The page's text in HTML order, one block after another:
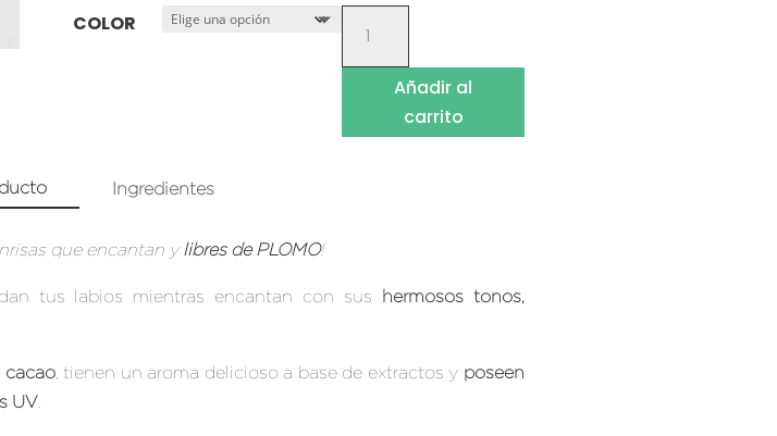
COLOR
NATURALES
HIDRATANTES
CANTIDAD
Añadir al
carrito
Ingredientes
que encantan ylibres de PLOMO!
tus labios mientras encantan con sus
hermosos tonos,
cacao, tienen un aroma delicioso a base de extractos y poseen
UV